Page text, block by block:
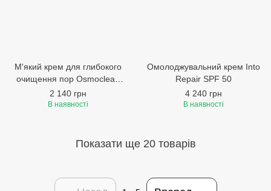
М'який крем для глибокого
очищення пор Osmoclean
Gentle Deep
2 140 грн
В наявності
Омолоджувальний крем Into
Repair SPF 50
4 240 грн
В наявності
Показати ще 20 товарів